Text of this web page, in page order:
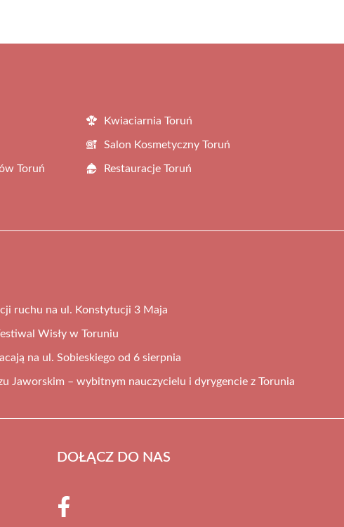
Kwiaciarnia Toruń
Salon Kosmetyczny Toruń
Toruń Restauracje Toruń
ruchu na ul. Konstytucji 3 Maja
Wisły w Toruniu
na ul. Sobieskiego od 6 sierpnia
Jaworskim – wybitnym nauczycielu i dyrygencie z Torunia
DOŁĄCZ DO NAS